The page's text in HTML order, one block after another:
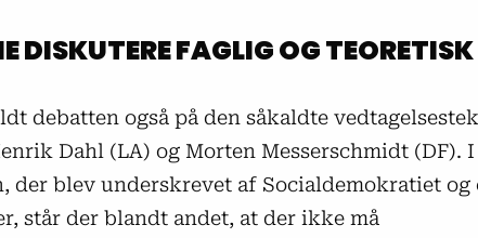
DISKUTERE FAGLIG OG TEORETISK
debatten også på den såkaldte
Dahl (LA) og Morten Messerschmidt (DF). I
der blev underskrevet af Socialdemokratiet og
står der blandt andet, at der ikke må